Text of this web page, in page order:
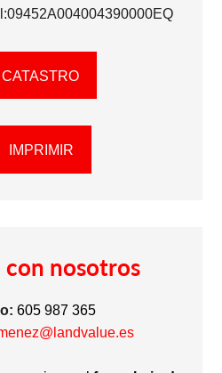
IMPRIMIR
nosotros
605 987 365